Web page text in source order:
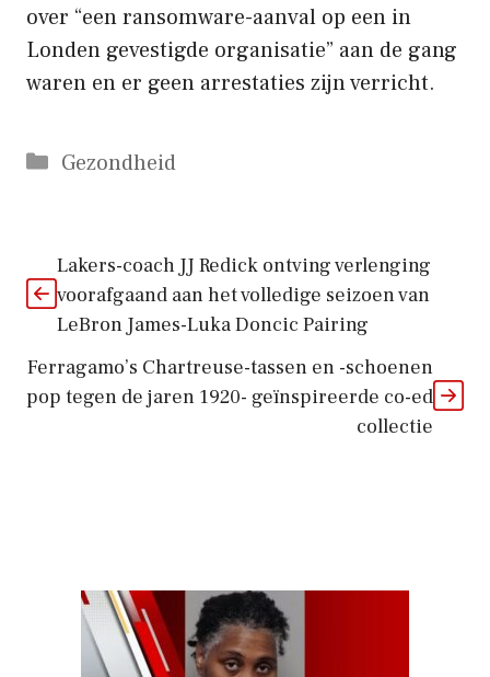
over “een ransomware-aanval op een in
Londen gevestigde organisatie” aan de gang
waren en er geen arrestaties zijn verricht.
Categorieën
Gezondheid
Lakers-coach JJ Redick ontving verlenging
voorafgaand aan het volledige seizoen van
LeBron James-Luka Doncic Pairing
Ferragamo’s Chartreuse-tassen en -schoenen
pop tegen de jaren 1920- geïnspireerde co-ed
collectie